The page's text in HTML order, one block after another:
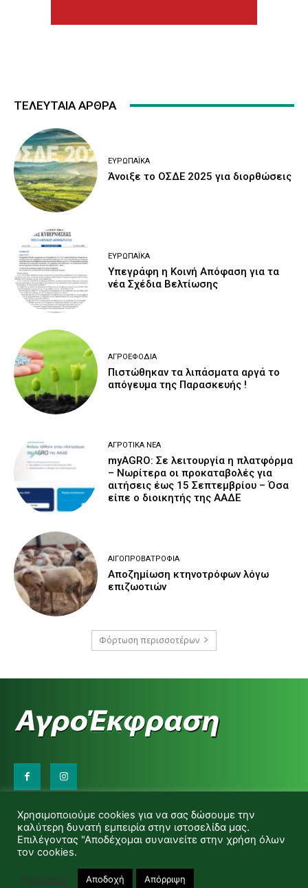
ΤΕΛΕΥΤΑΙΑ ΑΡΘΡΑ
ΕΥΡΩΠΑΪΚΆ
Άνοιξε το ΟΣΔΕ 2025 για διορθώσεις
ΕΥΡΩΠΑΪΚΆ
Υπεγράφη η Κοινή Απόφαση για τα
νέα Σχέδια Βελτίωσης
ΑΓΡΟΕΦΌΔΙΑ
Πιστώθηκαν τα λιπάσματα αργά το
απόγευμα της Παρασκευής !
ΑΓΡΟΤΙΚΆ ΝΈΑ
myAGRO: Σε λειτουργία η πλατφόρμα
– Νωρίτερα οι προκαταβολές για
αιτήσεις έως 15 Σεπτεμβρίου – Όσα
είπε ο διοικητής της ΑΑΔΕ
ΑΙΓΟΠΡΟΒΑΤΡΟΦΊΑ
Αποζημίωση κτηνοτρόφων λόγω
επιζωοτιών
Φόρτωση περισσοτέρων
d.makas@yahoo.gr
info@agrofitro.gr
Μακάς Ντίνος
Χρησιμοποιούμε cookies για να σας δώσουμε την
καλύτερη δυνατή εμπειρία στην ιστοσελίδα μας.
Επιλέγοντας "Αποδέχομαι συναινείτε στην χρήση όλων
τον cookies.
Ρυθμίσεις Αποδοχή Απόρριψη